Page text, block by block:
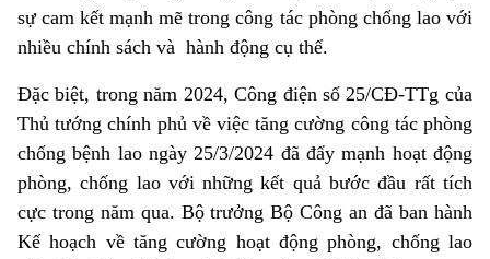
sự cam kết mạnh mẽ trong công tác phòng chống lao với
nhiều chính sách và hành động cụ thể.
Đặc biệt, trong năm 2024, Công điện số 25/CĐ-TTg của
Thủ tướng chính phủ về việc tăng cường công tác phòng
chống bệnh lao ngày 25/3/2024 đã đẩy mạnh hoạt động
phòng, chống lao với những kết quả bước đầu rất tích
cực trong năm qua. Bộ trưởng Bộ Công an đã ban hành
Kế hoạch về tăng cường hoạt động phòng, chống lao